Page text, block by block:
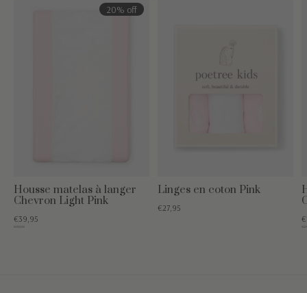
20% off
Housse matelas à langer
Chevron Light Pink
€39,95
€49,95
Linges en coton Pink
€27,95